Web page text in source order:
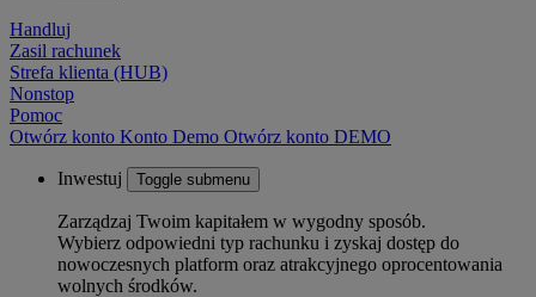
Handluj
Zasil rachunek
Strefa klienta (HUB)
Nonstop
Pomoc
Otwórz konto Konto Demo Otwórz konto DEMO
Inwestuj Toggle submenu
Zarządzaj Twoim kapitałem w wygodny sposób.
Wybierz odpowiedni typ rachunku i zyskaj dostęp do
nowoczesnych platform oraz atrakcyjnego oprocentowania
wolnych środków.